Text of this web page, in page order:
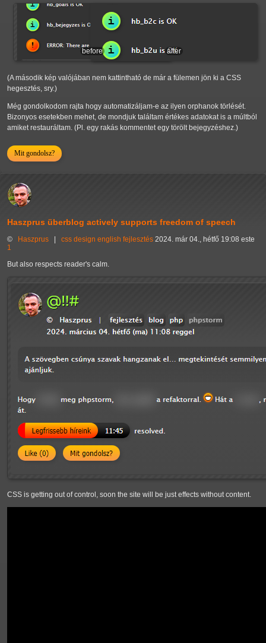
before after
(A második kép valójában nem kattintható de már a fülemen jön ki a CSS
hegesztés, sry.)
Még gondolkodom rajta hogy automatizáljam-e az ilyen orphanok törlését.
Bizonyos esetekben mehet, de mondjuk találtam értékes adatokat is a múltból
amiket restauráltam. (Pl. egy rakás kommentet egy törölt bejegyzéshez.)
Mit gondolsz?
Haszprus überblog actively supports freedom of speech
© Haszprus | css design english fejlesztés 2024. már 04., hétfő 19:08 este
1
But also respects reader's calm.
CSS is getting out of control, soon the site will be just effects without content.